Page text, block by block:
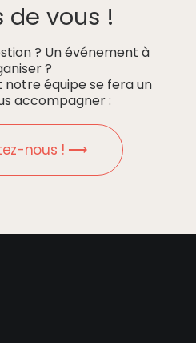
de vous !
? Un événement à
?
équipe se fera un
accompagner :
nous ! ⟶